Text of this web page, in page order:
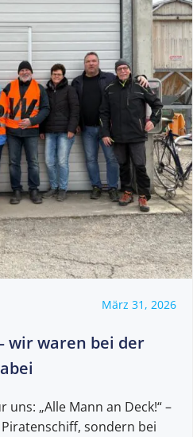
März 31, 2026
wir waren bei der
uns: „Alle Mann an Deck!“ –
sondern bei